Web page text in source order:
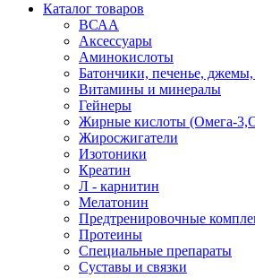
Каталог товаров
ВСАА
Аксессуары
Аминокислоты
Батончики, печенье, джемы,
Витамины и минералы
Гейнеры
Жирные кислоты (Омега-
Жиросжигатели
Изотоники
Креатин
Л - карнитин
Мелатонин
Предтренировочные
Протеины
Специальные препараты
Суставы и связки